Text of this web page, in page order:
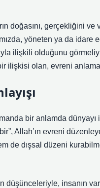
doğasını, gerçekliğini
yöneten ya da idare
ilişkili olduğunu
ilişkisi olan, evreni
bir anlamda
Allah’ın evreni
de dışsal düzeni
düşünceleriyle, insanın